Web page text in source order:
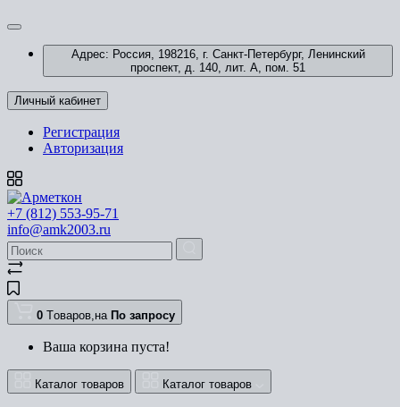
Адрес: Россия, 198216, г. Санкт-Петербург, Ленинский
проспект, д. 140, лит. А, пом. 51
Личный кабинет
Регистрация
Авторизация
+7 (812) 553-95-71
info@amk2003.ru
0 Tоваров,на По запросу
Ваша корзина пуста!
Каталог товаров Каталог товаров